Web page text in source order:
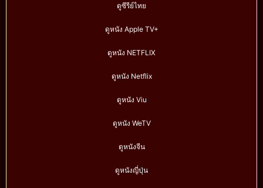
ดูซีรีย์ไทย
ดูหนัง Apple TV+
ดูหนัง NETFLIX
ดูหนัง Netflix
ดูหนัง Viu
ดูหนัง WeTV
ดูหนังจีน
ดูหนังญี่ปุ่น